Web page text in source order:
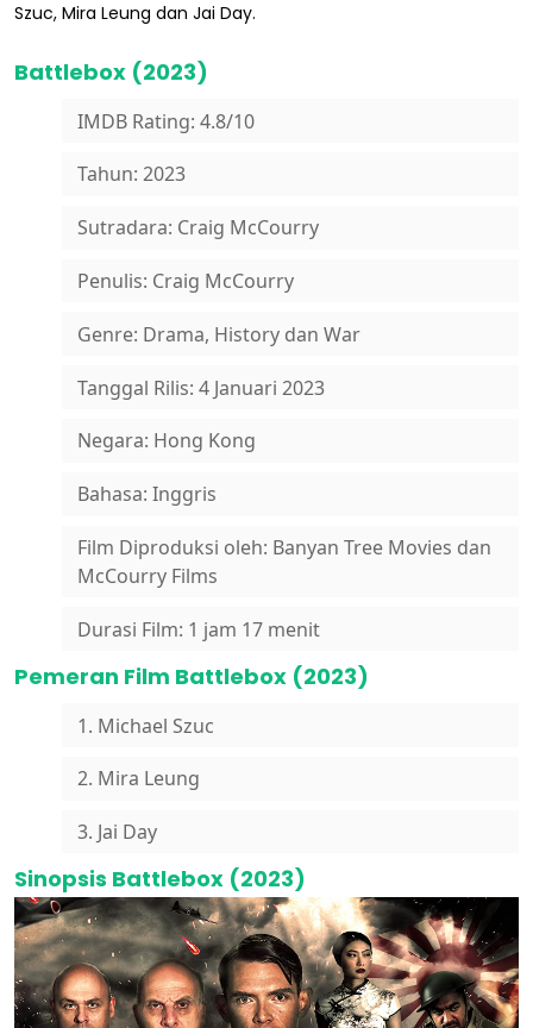
Szuc, Mira Leung dan Jai Day.
Battlebox (2023)
IMDB Rating: 4.8/10
Tahun: 2023
Sutradara: Craig McCourry
Penulis: Craig McCourry
Genre: Drama, History dan War
Tanggal Rilis: 4 Januari 2023
Negara: Hong Kong
Bahasa: Inggris
Film Diproduksi oleh: Banyan Tree Movies dan
McCourry Films
Durasi Film: 1 jam 17 menit
Pemeran Film Battlebox (2023)
1. Michael Szuc
2. Mira Leung
3. Jai Day
Sinopsis Battlebox (2023)